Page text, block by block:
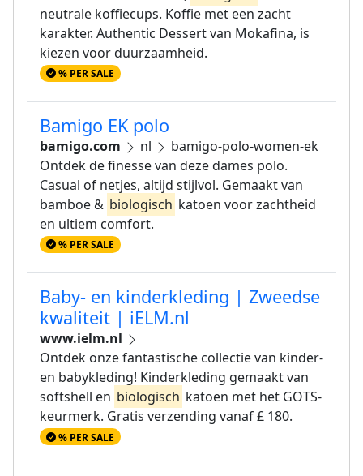
neutrale koffiecups. Koffie met een zacht
karakter. Authentic Dessert van Mokafina, is
kiezen voor duurzaamheid.
% PER SALE
Bamigo EK polo
bamigo.com nl
bamigo-polo-women-ek
Ontdek de finesse van deze dames polo.
Casual of netjes, altijd stijlvol. Gemaakt van
bamboe & biologisch katoen voor zachtheid
en ultiem comfort.
% PER SALE
Baby- en kinderkleding | Zweedse
kwaliteit | iELM.nl
www.ielm.nl
Ontdek onze fantastische collectie van kinder-
en babykleding! Kinderkleding gemaakt van
softshell en biologisch katoen met het GOTS-
keurmerk. Gratis verzending vanaf £ 180.
% PER SALE